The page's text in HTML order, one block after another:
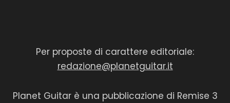
Per proposte di carattere editoriale:
redazione@planetguitar.it
Planet Guitar è una pubblicazione di Remise 3